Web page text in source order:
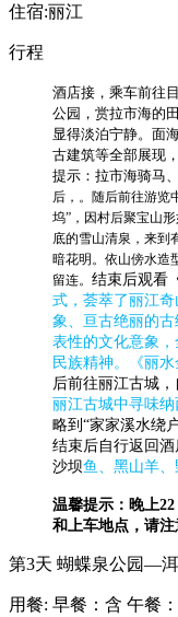
住宿:丽江
行程
酒店接，乘车前往
公园，赏拉市海的
显得淡泊宁静。面
古建筑等全部展现
提示：拉市海骑马
后， 。随后前往游览
坞”，因村后聚宝山
底的雪山清泉，来到
暗花明。依山傍水造
留连。 结束后观看
式，荟萃了丽江
象、亘古绝丽的
表性的文化意象
民族精神。《丽
后前往丽江古城
丽江古城中寻味
略到“家家溪水绕
结束后自行返回酒
沙坝鱼、黑山羊
温馨提示：晚上
和上车地点，请注
第3天 蝴蝶泉公园—
用餐: 早餐：含 午餐